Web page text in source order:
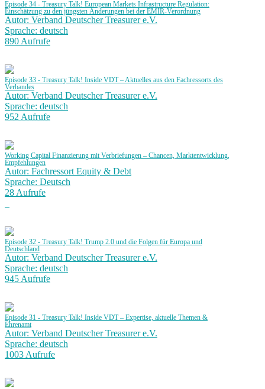
Episode 34 - Treasury Talk! European Markets Infrastructure Regulation:
Einschätzung zu den jüngsten Änderungen bei der EMIR-Verordnung
Autor: Verband Deutscher Treasurer e.V.
Sprache: deutsch
890 Aufrufe
Episode 33 - Treasury Talk! Inside VDT – Aktuelles aus den Fachressorts des
Verbandes
Autor: Verband Deutscher Treasurer e.V.
Sprache: deutsch
952 Aufrufe
Working Capital Finanzierung mit Verbriefungen – Chancen, Marktentwicklung,
Empfehlungen
Autor: Fachressort Equity & Debt
Sprache: Deutsch
28 Aufrufe
Episode 32 - Treasury Talk! Trump 2.0 und die Folgen für Europa und
Deutschland
Autor: Verband Deutscher Treasurer e.V.
Sprache: deutsch
945 Aufrufe
Episode 31 - Treasury Talk! Inside VDT – Expertise, aktuelle Themen &
Ehrenamt
Autor: Verband Deutscher Treasurer e.V.
Sprache: deutsch
1003 Aufrufe